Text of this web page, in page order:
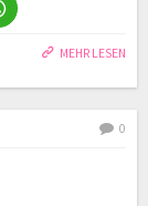
MEHR LESEN
0